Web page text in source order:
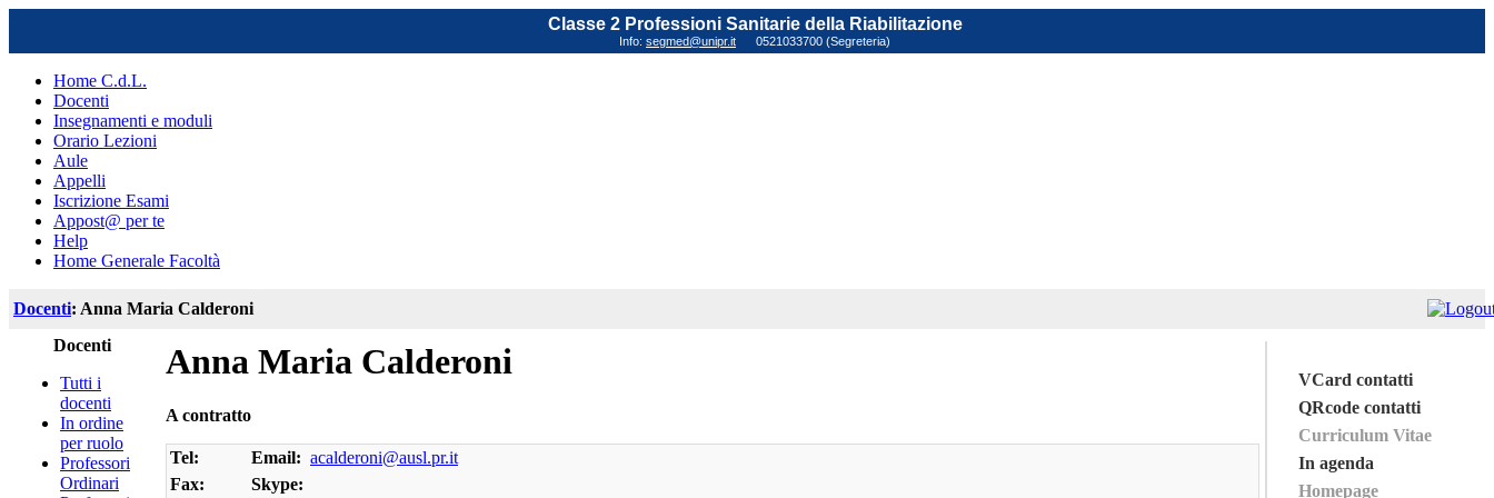
Classe 2 Professioni Sanitarie della Riabilitazione
Info: segmed@unipr.it 0521033700 (Segreteria)
Home C.d.L.
Docenti
Insegnamenti e moduli
Orario Lezioni
Aule
Appelli
Iscrizione Esami
Appost@ per te
Help
Home Generale Facoltà
Docenti: Anna Maria Calderoni
Docenti
Tutti i
docenti
In ordine
per ruolo
Professori
Ordinari
Anna Maria Calderoni
A contratto
Tel: Email: acalderoni@ausl.pr.it
Fax:
Skype:
VCard contatti
QRcode contatti
Curriculum Vitae
In agenda
Homepage